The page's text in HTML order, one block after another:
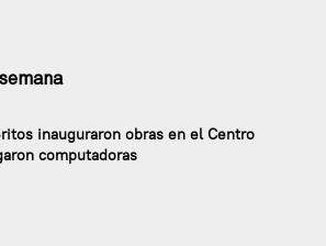
inauguraron obras en el Centro
computadoras